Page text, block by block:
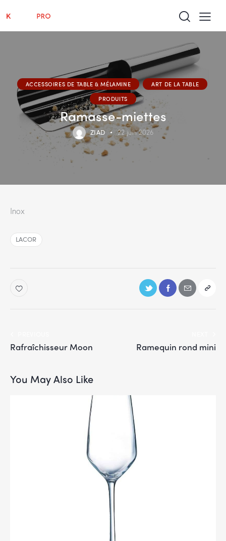
ACCESSOIRES DE TABLE & MÉLAMINE
ART DE LA TABLE
PRODUITS
Ramasse-miettes
ZIAD 22 juin 2026
Inox
LACOR
Rafraîchisseur Moon Ramequin rond mini
You May Also Like